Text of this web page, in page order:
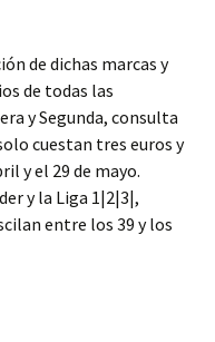
de dichas marcas y
de todas las
y Segunda, consulta
cuestan tres euros y
y el 29 de mayo.
y la Liga 1|2|3|,
entre los 39 y los